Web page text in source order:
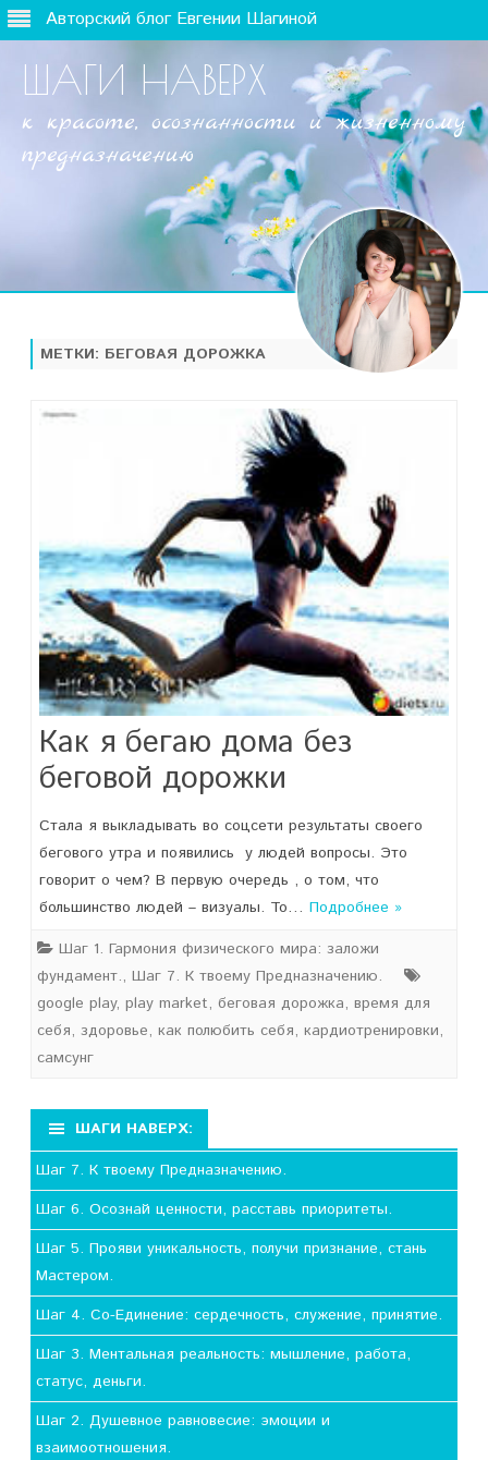
Авторский блог Евгении Шагиной
ШАГИ НАВЕРХ
к красоте, осознанности и жизненному
предназначению
МЕТКИ: БЕГОВАЯ ДОРОЖКА
Как я бегаю дома без
беговой дорожки
Стала я выкладывать во соцсети результаты своего
бегового утра и появились у людей вопросы. Это
говорит о чем? В первую очередь , о том, что
большинство людей – визуалы. То… Подробнее »
Шаг 1. Гармония физического мира: заложи
фундамент., Шаг 7. К твоему Предназначению.
google play, play market, беговая дорожка, время для
себя, здоровье, как полюбить себя, кардиотренировки,
самсунг
ШАГИ НАВЕРХ:
Шаг 7. К твоему Предназначению.
Шаг 6. Осознай ценности, расставь приоритеты.
Шаг 5. Прояви уникальность, получи признание, стань
Мастером.
Шаг 4. Со-Единение: сердечность, служение, принятие.
Шаг 3. Ментальная реальность: мышление, работа,
статус, деньги.
Шаг 2. Душевное равновесие: эмоции и
взаимоотношения.